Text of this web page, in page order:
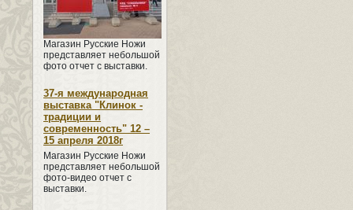
Магазин Русские Ножи
представляет небольшой
фото отчет с выставки.
37-я международная
выставка "Клинок -
традиции и
современность" 12 –
15 апреля 2018г
Магазин Русские Ножи
представляет небольшой
фото-видео отчет с
выставки.